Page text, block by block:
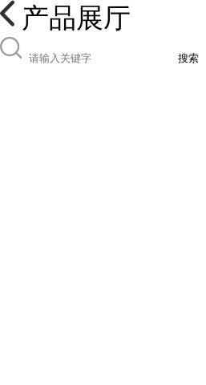
产品展厅
搜索